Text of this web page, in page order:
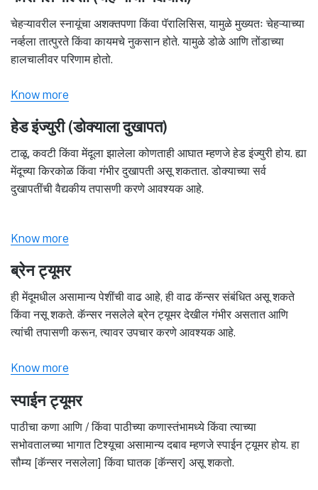
चेहऱ्यावरील स्नायूंचा अशक्तपणा किंवा पॅरालिसिस, यामुळे मुख्यतः चेहऱ्याच्या
नर्व्हला तात्पुरते किंवा कायमचे नुकसान होते. यामुळे डोळे आणि तोंडाच्या
हालचालीवर परिणाम होतो.
Know more
हेड इंज्युरी (डोक्याला दुखापत)
टाळू, कवटी किंवा मेंदूला झालेला कोणताही आघात म्हणजे हेड इंज्युरी होय. ह्या
मेंदूच्या किरकोळ किंवा गंभीर दुखापती असू शकतात. डोक्याच्या सर्व
दुखापतींची वैद्यकीय तपासणी करणे आवश्यक आहे.
Know more
ब्रेन ट्यूमर
ही मेंदूमधील असामान्य पेशींची वाढ आहे, ही वाढ कॅन्सर संबंधित असू शकते
किंवा नसू शकते. कॅन्सर नसलेले ब्रेन ट्यूमर देखील गंभीर असतात आणि
त्यांची तपासणी करून, त्यावर उपचार करणे आवश्यक आहे.
Know more
स्पाईन ट्यूमर
पाठीचा कणा आणि / किंवा पाठीच्या कणास्तंभामध्ये किंवा त्याच्या
सभोवतालच्या भागात टिश्यूचा असामान्य दबाव म्हणजे स्पाईन ट्यूमर होय. हा
सौम्य [कॅन्सर नसलेला] किंवा घातक [कॅन्सर] असू शकतो.